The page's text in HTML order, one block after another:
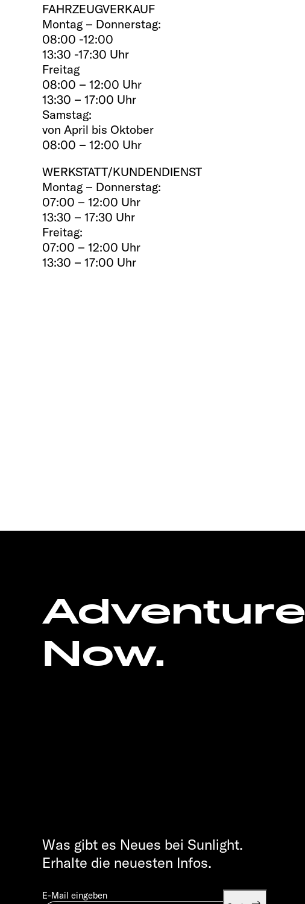
FAHRZEUGVERKAUF
Montag – Donnerstag:
08:00 -12:00
13:30 -17:30 Uhr
Freitag
08:00 – 12:00 Uhr
13:30 – 17:00 Uhr
Samstag:
von April bis Oktober
08:00 – 12:00 Uhr
WERKSTATT/KUNDENDIENST
Montag – Donnerstag:
07:00 – 12:00 Uhr
13:30 – 17:30 Uhr
Freitag:
07:00 – 12:00 Uhr
13:30 – 17:00 Uhr
Adventure
Now.
Was gibt es Neues bei Sunlight.
Erhalte die neuesten Infos.
E-Mail eingeben